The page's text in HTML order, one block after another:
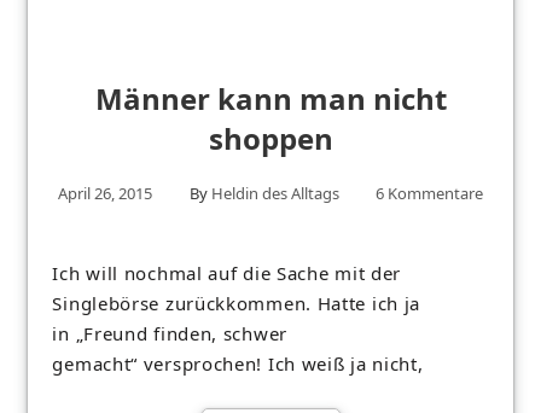
Männer kann man nicht
shoppen
April 26, 2015 By Heldin des Alltags 6 Kommentare
Ich will nochmal auf die Sache mit der
Singlebörse zurückkommen. Hatte ich ja
in „Freund finden, schwer
gemacht“ versprochen! Ich weiß ja nicht,